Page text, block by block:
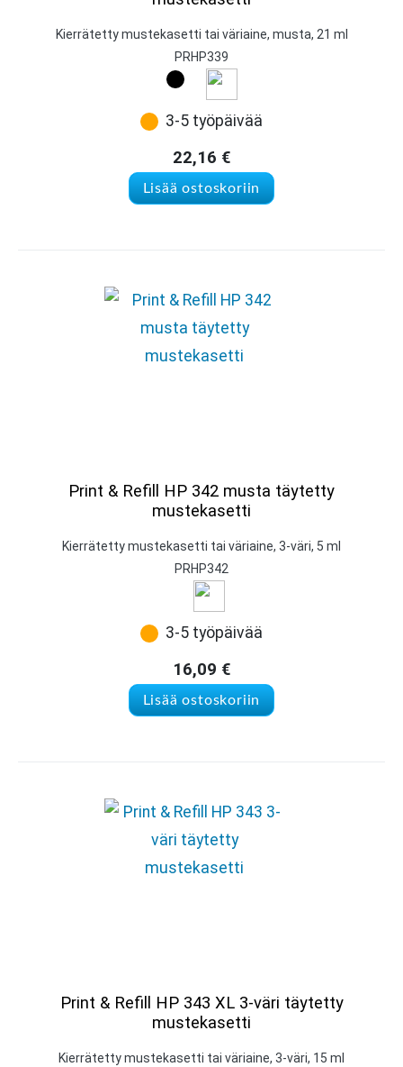
Kierrätetty mustekasetti tai väriaine, musta, 21 ml
PRHP339
3-5 työpäivää
22,16 €
Lisää ostoskoriin
Print & Refill HP 342 musta täytetty
mustekasetti
Kierrätetty mustekasetti tai väriaine, 3-väri, 5 ml
PRHP342
3-5 työpäivää
16,09 €
Lisää ostoskoriin
Print & Refill HP 343 XL 3-väri täytetty
mustekasetti
Kierrätetty mustekasetti tai väriaine, 3-väri, 15 ml